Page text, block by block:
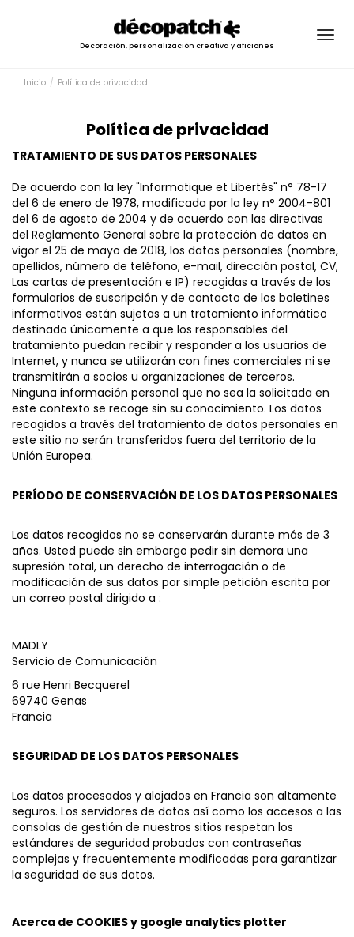
Decoración, personalización creativa y aficiones
Inicio Política de privacidad
Política de privacidad
TRATAMIENTO DE SUS DATOS PERSONALES
De acuerdo con la ley "Informatique et Libertés" n° 78-17
del 6 de enero de 1978, modificada por la ley n° 2004-801
del 6 de agosto de 2004 y de acuerdo con las directivas
del Reglamento General sobre la protección de datos en
vigor el 25 de mayo de 2018, los datos personales (nombre,
apellidos, número de teléfono, e-mail, dirección postal, CV,
Las cartas de presentación e IP) recogidas a través de los
formularios de suscripción y de contacto de los boletines
informativos están sujetas a un tratamiento informático
destinado únicamente a que los responsables del
tratamiento puedan recibir y responder a los usuarios de
Internet, y nunca se utilizarán con fines comerciales ni se
transmitirán a socios u organizaciones de terceros.
Ninguna información personal que no sea la solicitada en
este contexto se recoge sin su conocimiento. Los datos
recogidos a través del tratamiento de datos personales en
este sitio no serán transferidos fuera del territorio de la
Unión Europea.
PERÍODO DE CONSERVACIÓN DE LOS DATOS PERSONALES
Los datos recogidos no se conservarán durante más de 3
años. Usted puede sin embargo pedir sin demora una
supresión total, un derecho de interrogación o de
modificación de sus datos por simple petición escrita por
un correo postal dirigido a :
MADLY
Servicio de Comunicación
6 rue Henri Becquerel
69740 Genas
Francia
SEGURIDAD DE LOS DATOS PERSONALES
Los datos procesados y alojados en Francia son altamente
seguros. Los servidores de datos así como los accesos a las
consolas de gestión de nuestros sitios respetan los
estándares de seguridad probados con contraseñas
complejas y frecuentemente modificadas para garantizar
la seguridad de sus datos.
Acerca de COOKIES y google analytics plotter